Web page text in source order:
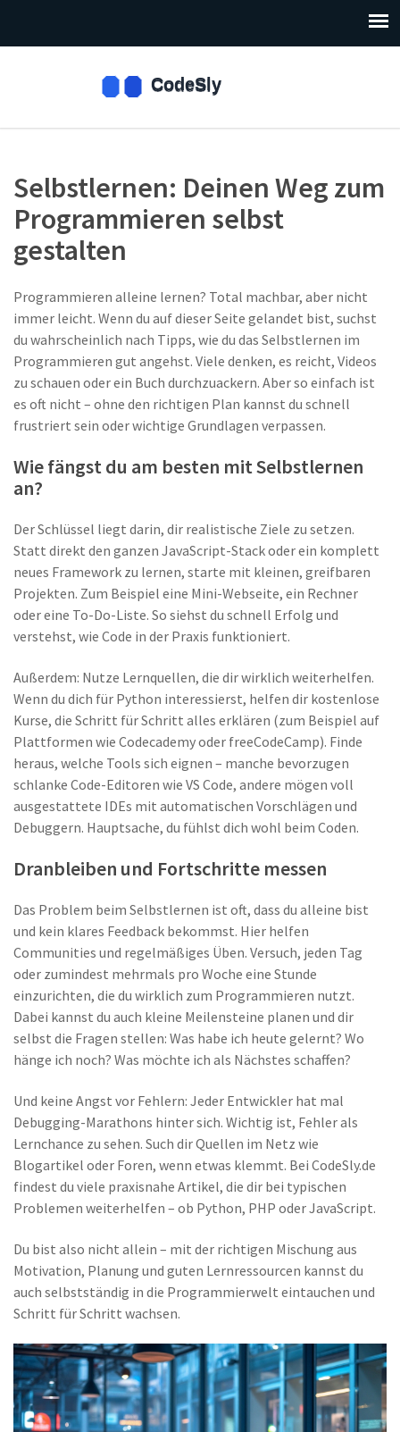
Selbstlernen: Deinen Weg zum
Programmieren selbst
gestalten
Programmieren alleine lernen? Total machbar, aber nicht
immer leicht. Wenn du auf dieser Seite gelandet bist, suchst
du wahrscheinlich nach Tipps, wie du das Selbstlernen im
Programmieren gut angehst. Viele denken, es reicht, Videos
zu schauen oder ein Buch durchzuackern. Aber so einfach ist
es oft nicht – ohne den richtigen Plan kannst du schnell
frustriert sein oder wichtige Grundlagen verpassen.
Wie fängst du am besten mit Selbstlernen
an?
Der Schlüssel liegt darin, dir realistische Ziele zu setzen.
Statt direkt den ganzen JavaScript-Stack oder ein komplett
neues Framework zu lernen, starte mit kleinen, greifbaren
Projekten. Zum Beispiel eine Mini-Webseite, ein Rechner
oder eine To-Do-Liste. So siehst du schnell Erfolg und
verstehst, wie Code in der Praxis funktioniert.
Außerdem: Nutze Lernquellen, die dir wirklich weiterhelfen.
Wenn du dich für Python interessierst, helfen dir kostenlose
Kurse, die Schritt für Schritt alles erklären (zum Beispiel auf
Plattformen wie Codecademy oder freeCodeCamp). Finde
heraus, welche Tools sich eignen – manche bevorzugen
schlanke Code-Editoren wie VS Code, andere mögen voll
ausgestattete IDEs mit automatischen Vorschlägen und
Debuggern. Hauptsache, du fühlst dich wohl beim Coden.
Dranbleiben und Fortschritte messen
Das Problem beim Selbstlernen ist oft, dass du alleine bist
und kein klares Feedback bekommst. Hier helfen
Communities und regelmäßiges Üben. Versuch, jeden Tag
oder zumindest mehrmals pro Woche eine Stunde
einzurichten, die du wirklich zum Programmieren nutzt.
Dabei kannst du auch kleine Meilensteine planen und dir
selbst die Fragen stellen: Was habe ich heute gelernt? Wo
hänge ich noch? Was möchte ich als Nächstes schaffen?
Und keine Angst vor Fehlern: Jeder Entwickler hat mal
Debugging-Marathons hinter sich. Wichtig ist, Fehler als
Lernchance zu sehen. Such dir Quellen im Netz wie
Blogartikel oder Foren, wenn etwas klemmt. Bei CodeSly.de
findest du viele praxisnahe Artikel, die dir bei typischen
Problemen weiterhelfen – ob Python, PHP oder JavaScript.
Du bist also nicht allein – mit der richtigen Mischung aus
Motivation, Planung und guten Lernressourcen kannst du
auch selbstständig in die Programmierwelt eintauchen und
Schritt für Schritt wachsen.